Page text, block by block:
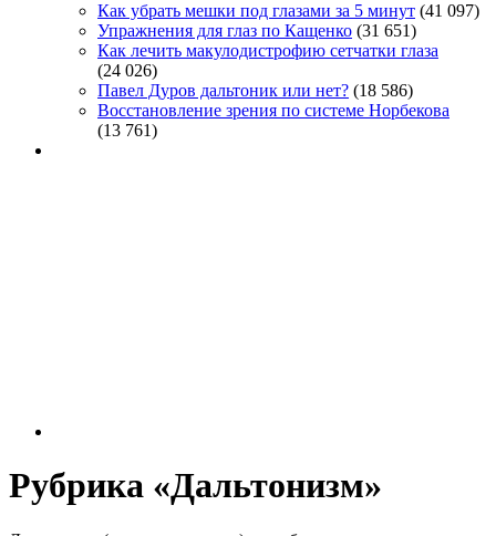
Как убрать мешки под глазами за 5 минут (41 097)
Упражнения для глаз по Кащенко (31 651)
Как лечить макулодистрофию сетчатки глаза
(24 026)
Павел Дуров дальтоник или нет? (18 586)
Восстановление зрения по системе Норбекова
(13 761)
Рубрика «Дальтонизм»